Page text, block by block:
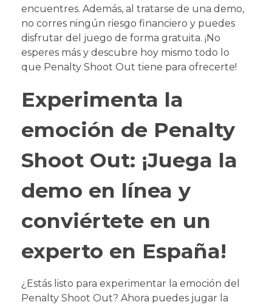
encuentres. Además, al tratarse de una demo,
no corres ningún riesgo financiero y puedes
disfrutar del juego de forma gratuita. ¡No
esperes más y descubre hoy mismo todo lo
que Penalty Shoot Out tiene para ofrecerte!
Experimenta la
emoción de Penalty
Shoot Out: ¡Juega la
demo en línea y
conviértete en un
experto en España!
¿Estás listo para experimentar la emoción del
Penalty Shoot Out? Ahora puedes jugar la